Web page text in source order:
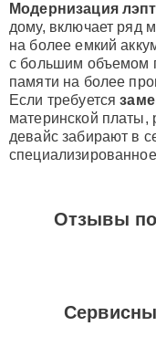
Модернизация
дому, включает ряд
на более емкий
с большим объемом
памяти на более
Если требуется
материнской платы,
девайс забирают в
Отзывы